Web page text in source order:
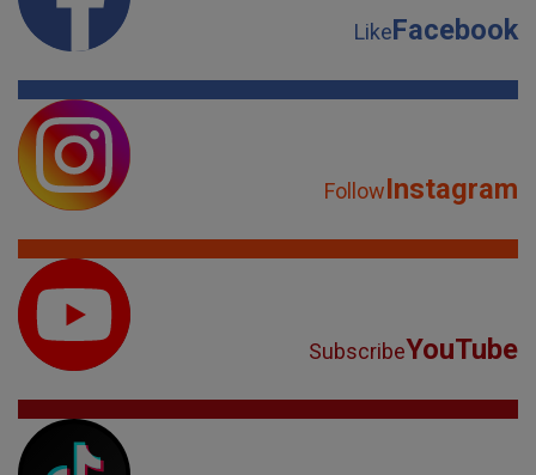
LikeFacebook
FollowInstagram
SubscribeYouTube